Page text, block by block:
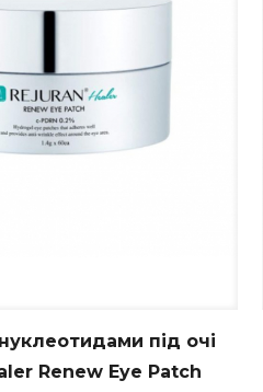
під очі
Renew Eye Patch